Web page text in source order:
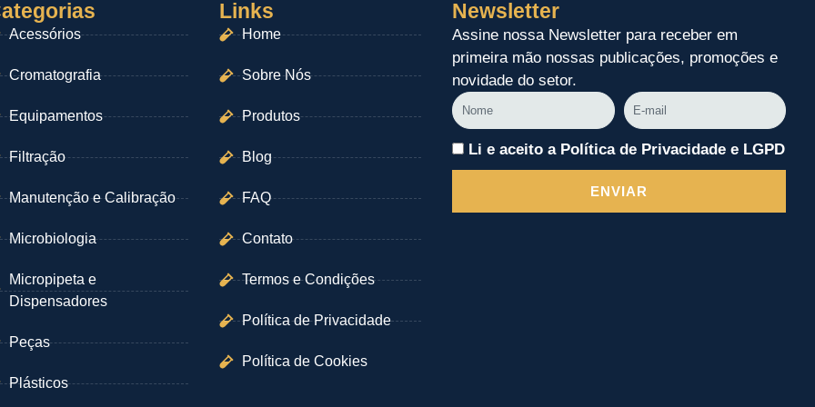
Acessórios
Cromatografia
Equipamentos
Filtração
Manutenção e Calibração
Microbiologia
Micropipeta e
Dispensadores
Peças
Plásticos
Links
Home
Sobre Nós
Produtos
Blog
FAQ
Contato
Termos e Condições
Política de Privacidade
Política de Cookies
Newsletter
Assine nossa Newsletter para receber em
primeira mão nossas publicações, promoções e
novidade do setor.
Nome
E-
mail
Li e aceito a Política de Privacidade e LGPD
ENVIAR